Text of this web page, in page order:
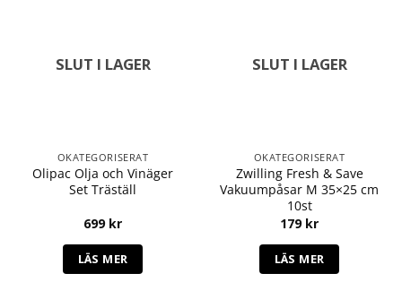
SLUT I LAGER
OKATEGORISERAT
Olipac Olja och Vinäger
Set Träställ
699 kr
LÄS MER
SLUT I LAGER
OKATEGORISERAT
Zwilling Fresh & Save
Vakuumpåsar M 35×25 cm
10st
179 kr
LÄS MER